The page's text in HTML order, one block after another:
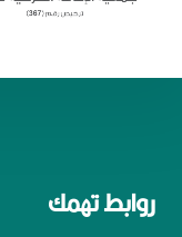
روابط تهمك